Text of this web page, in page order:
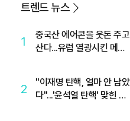
트렌드 뉴스
1
중국산 에어콘을 웃돈 주고
산다...유럽 열광시킨 메이
2
"이재명 탄핵, 얼마 안 남았
다"...'윤석열 탄핵' 맞힌 무